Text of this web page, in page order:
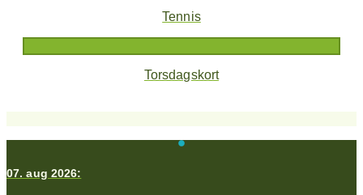
Tennis
Torsdagskort
07. aug 2026: